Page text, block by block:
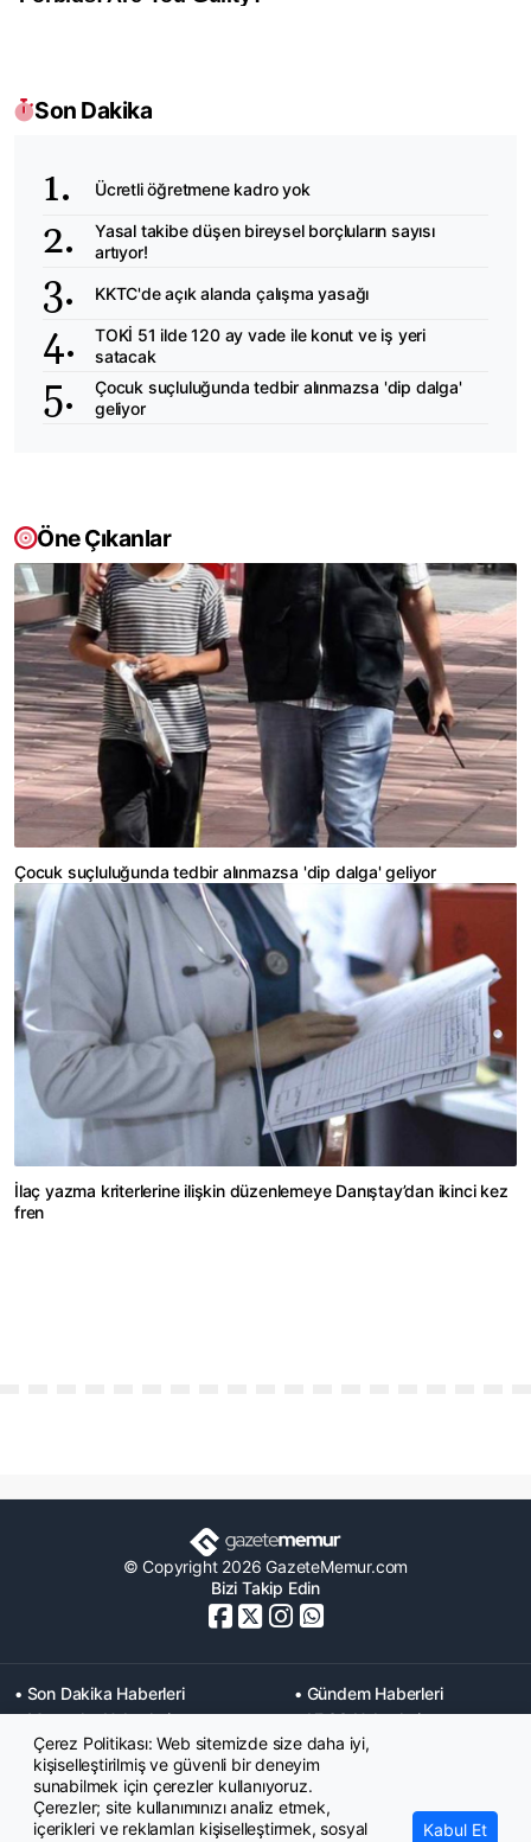
Son Dakika
Ücretli öğretmene kadro yok
Yasal takibe düşen bireysel borçluların sayısı
artıyor!
KKTC'de açık alanda çalışma yasağı
TOKİ 51 ilde 120 ay vade ile konut ve iş yeri
satacak
Çocuk suçluluğunda tedbir alınmazsa 'dip dalga'
geliyor
Öne Çıkanlar
Çocuk suçluluğunda tedbir alınmazsa 'dip dalga' geliyor
İlaç yazma kriterlerine ilişkin düzenlemeye Danıştay’dan ikinci kez
fren
© Copyright 2026 GazeteMemur.com
Bizi Takip Edin
• Son Dakika Haberleri
• Gündem Haberleri
• Memurlar Haberleri
• KPSS Haberleri
• Ekonomi Haberleri
• Eğitim Haberleri
• Yaşam Haberleri
• Maaş Verileri Haberleri
• Mahkeme Kararları
Haberleri
Çerez Politikası: Web sitemizde size daha iyi,
kişiselleştirilmiş ve güvenli bir deneyim
sunabilmek için çerezler kullanıyoruz.
Çerezler; site kullanımınızı analiz etmek,
içerikleri ve reklamları kişiselleştirmek, sosyal
Kabul Et